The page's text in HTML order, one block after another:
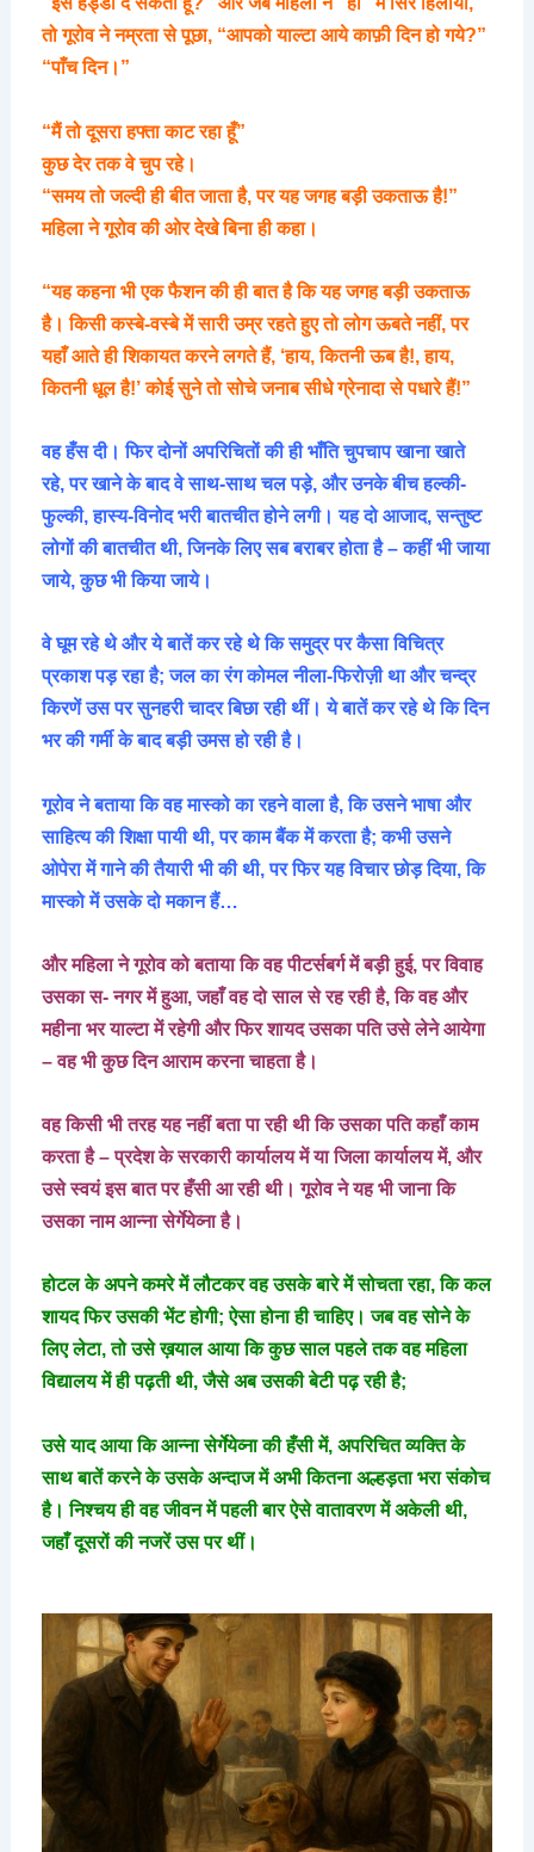
तो गूरोव ने नम्रता से पूछा, “आपको याल्टा आये काफ़ी दिन हो गये?”
“पाँच दिन।”
“मैं तो दूसरा हफ्ता काट रहा हूँ”
कुछ देर तक वे चुप रहे।
“समय तो जल्दी ही बीत जाता है, पर यह जगह बड़ी उकताऊ है!”
महिला ने गूरोव की ओर देखे बिना ही कहा।
“यह कहना भी एक फैशन की ही बात है कि यह जगह बड़ी उकताऊ
है। किसी कस्बे-वस्बे में सारी उम्र रहते हुए तो लोग ऊबते नहीं, पर
यहाँ आते ही शिकायत करने लगते हैं, ‘हाय, कितनी ऊब है!, हाय,
कितनी धूल है!’ कोई सुने तो सोचे जनाब सीधे ग्रेनादा से पधारे हैं!”
वह हँस दी। फिर दोनों अपरिचितों की ही भाँति चुपचाप खाना खाते
रहे, पर खाने के बाद वे साथ-साथ चल पड़े, और उनके बीच हल्की-
फुल्की, हास्य-विनोद भरी बातचीत होने लगी। यह दो आजाद, सन्तुष्ट
लोगों की बातचीत थी, जिनके लिए सब बराबर होता है – कहीं भी जाया
जाये, कुछ भी किया जाये।
वे घूम रहे थे और ये बातें कर रहे थे कि समुद्र पर कैसा विचित्र
प्रकाश पड़ रहा है; जल का रंग कोमल नीला-फिरोज़ी था और चन्द्र
किरणें उस पर सुनहरी चादर बिछा रही थीं। ये बातें कर रहे थे कि दिन
भर की गर्मी के बाद बड़ी उमस हो रही है।
गूरोव ने बताया कि वह मास्को का रहने वाला है, कि उसने भाषा और
साहित्य की शिक्षा पायी थी, पर काम बैंक में करता है; कभी उसने
ओपेरा में गाने की तैयारी भी की थी, पर फिर यह विचार छोड़ दिया, कि
मास्को में उसके दो मकान हैं…
और महिला ने गूरोव को बताया कि वह पीटर्सबर्ग में बड़ी हुई, पर विवाह
उसका स- नगर में हुआ, जहाँ वह दो साल से रह रही है, कि वह और
महीना भर याल्टा में रहेगी और फिर शायद उसका पति उसे लेने आयेगा
– वह भी कुछ दिन आराम करना चाहता है।
वह किसी भी तरह यह नहीं बता पा रही थी कि उसका पति कहाँ काम
करता है – प्रदेश के सरकारी कार्यालय में या जिला कार्यालय में, और
उसे स्वयं इस बात पर हँसी आ रही थी। गूरोव ने यह भी जाना कि
उसका नाम आन्ना सेर्गेयेव्ना है।
होटल के अपने कमरे में लौटकर वह उसके बारे में सोचता रहा, कि कल
शायद फिर उसकी भेंट होगी; ऐसा होना ही चाहिए। जब वह सोने के
लिए लेटा, तो उसे ख़याल आया कि कुछ साल पहले तक वह महिला
विद्यालय में ही पढ़ती थी, जैसे अब उसकी बेटी पढ़ रही है;
उसे याद आया कि आन्ना सेर्गेयेव्ना की हँसी में, अपरिचित व्यक्ति के
साथ बातें करने के उसके अन्दाज में अभी कितना अल्हड़ता भरा संकोच
है। निश्चय ही वह जीवन में पहली बार ऐसे वातावरण में अकेली थी,
जहाँ दूसरों की नजरें उस पर थीं।